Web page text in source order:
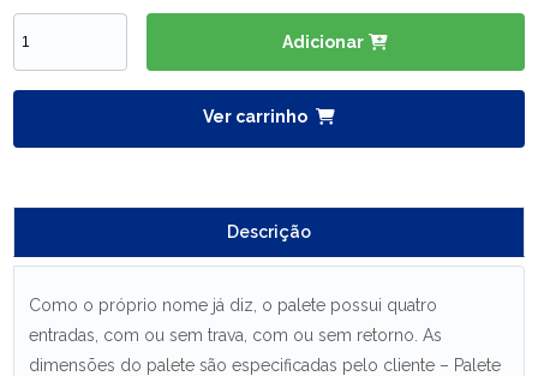
Adicionar
Ver carrinho
Descrição
Como o próprio nome já diz, o palete possui quatro
entradas, com ou sem trava, com ou sem retorno. As
dimensões do palete são especificadas pelo cliente – Palete